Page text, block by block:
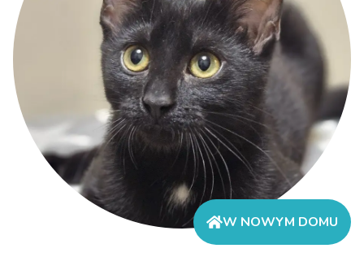
W NOWYM DOMU